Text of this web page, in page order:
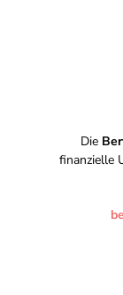
Die
finanzielle